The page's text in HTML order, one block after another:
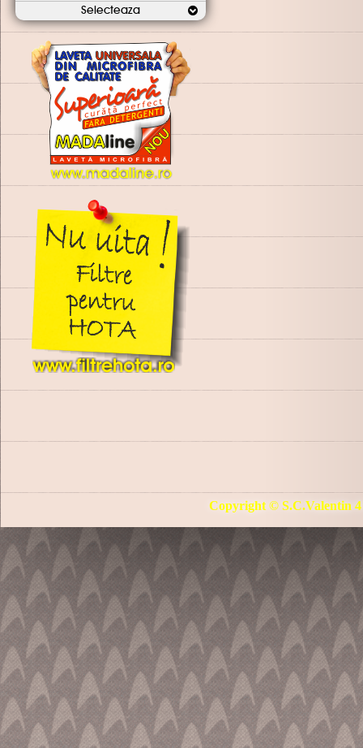
Selecteaza
Copyright © S.C.Valentin